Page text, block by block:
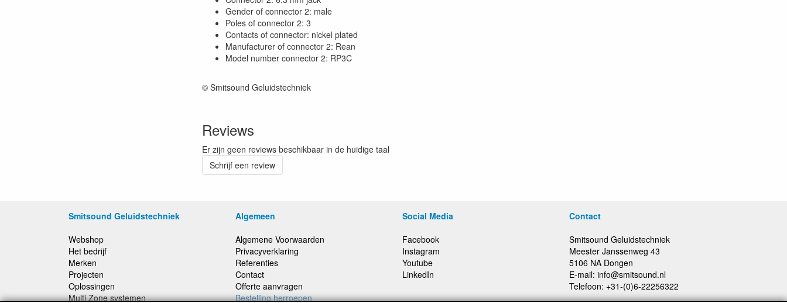
Gender of connector 2: male
Poles of connector 2: 3
Contacts of connector: nickel plated
Manufacturer of connector 2: Rean
Model number connector 2: RP3C
© Smitsound Geluidstechniek
Reviews
Er zijn geen reviews beschikbaar in de huidige taal
Schrijf een review
Smitsound Geluidstechniek
Webshop
Het bedrijf
Merken
Projecten
Oplossingen
Multi Zone systemen
Algemeen
Algemene Voorwaarden
Privacyverklaring
Referenties
Contact
Offerte aanvragen
Bestelling herroepen
Social Media
Facebook
Instagram
Youtube
LinkedIn
Contact
Smitsound Geluidstechniek
Meester Janssenweg 43
5106 NA Dongen
E-mail: info@smitsound.nl
Telefoon: +31-(0)6-22256322